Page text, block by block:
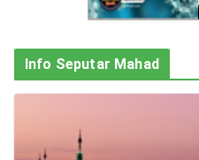
Info Seputar Mahad